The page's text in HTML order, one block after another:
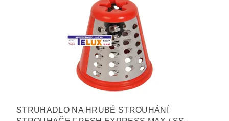
STRUHADLO NA HRUBÉ STROUHÁNÍ